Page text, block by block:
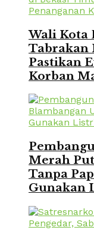
Wali Kota
Tabrakan
Pastikan
Korban
Merah
Tanpa
Gunakan